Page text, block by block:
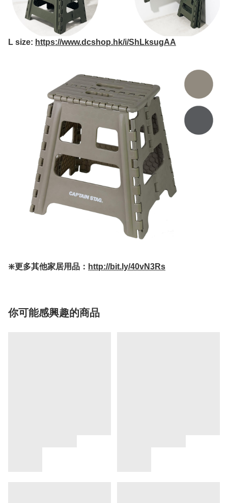
L size: https://www.dcshop.hk/i/ShLksugAA
❇️更多其他家居用品： http://bit.ly/40vN3Rs
你可能感興趣的商品